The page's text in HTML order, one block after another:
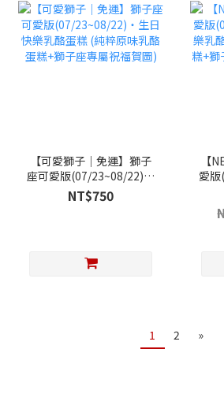
【可愛獅子｜免運】獅子
座可愛版(07/23~08/22)‧
生日快樂乳酪蛋糕 (純粹原
味乳酪蛋糕+獅子座專屬祝
NT$750
【
愛
快
酪
1 2 »